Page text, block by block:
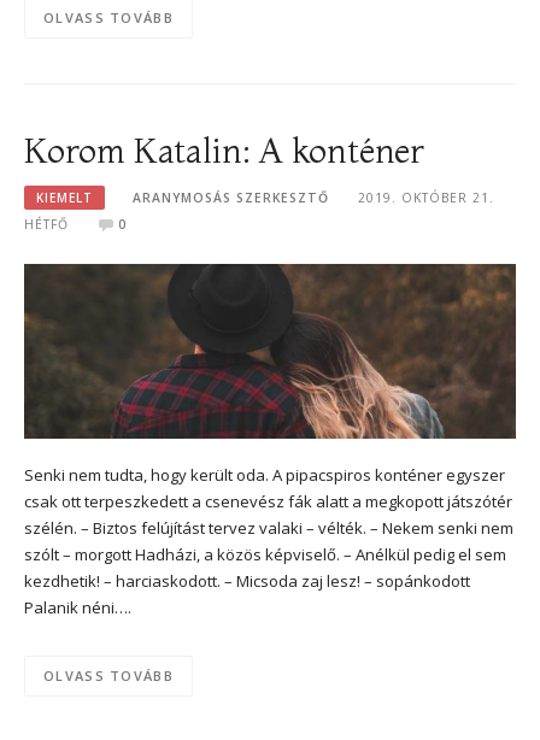
OLVASS TOVÁBB
Korom Katalin: A konténer
KIEMELT ARANYMOSÁS SZERKESZTŐ
2019. OKTÓBER 21.
HÉTFŐ
0
Senki nem tudta, hogy került oda. A pipacspiros konténer egyszer
csak ott terpeszkedett a csenevész fák alatt a megkopott játszótér
szélén. – Biztos felújítást tervez valaki – vélték. – Nekem senki nem
szólt – morgott Hadházi, a közös képviselő. – Anélkül pedig el sem
kezdhetik! – harciaskodott. – Micsoda zaj lesz! – sopánkodott
Palanik néni….
OLVASS TOVÁBB